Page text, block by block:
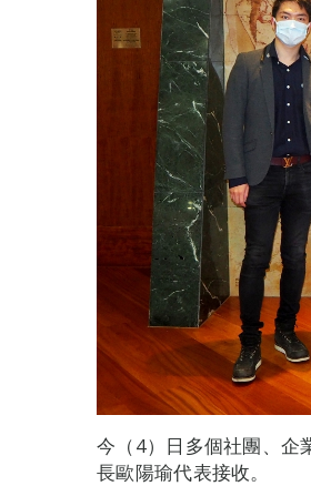
今（4）日多個社團、企
長歐陽瑜代表接收。